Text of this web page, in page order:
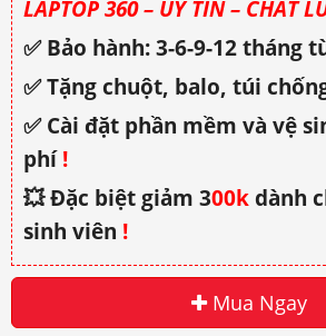
LAPTOP 360 – UY TÍN – CHẤT
✅ Bảo hành: 3-6-9-12 tháng
✅ Tặng chuột, balo, túi
✅ Cài đặt phần mềm và vệ
phí!
💥 Đặc biệt giảm 300kdành
sinh viên !
Mua Ngay